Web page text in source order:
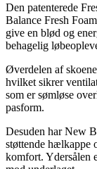
Den patenterede
Balance Fresh
give en blød og
behagelig
Øverdelen af
hvilket sikrer
som er sømløse
pasform.
Desuden har New
støttende hælkappe
komfort. Ydersålen